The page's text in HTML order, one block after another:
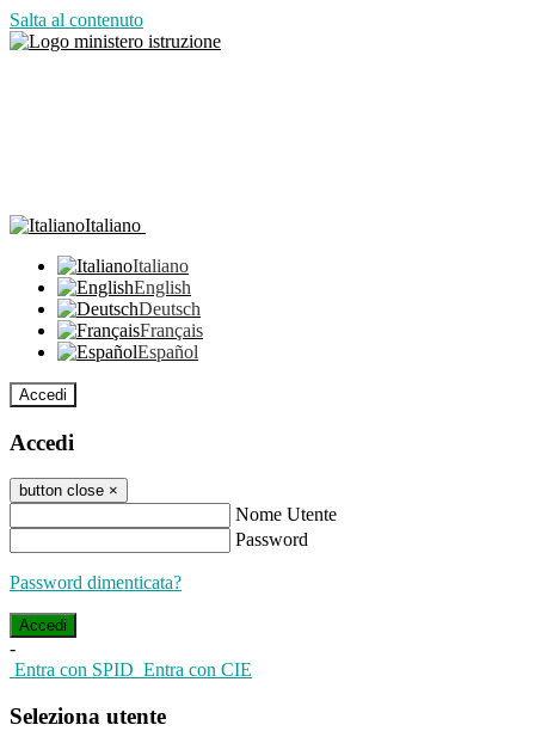
Salta al contenuto
Italiano
Italiano
English
Deutsch
Français
Español
Accedi
Accedi
button close ×
Nome Utente
Password
Password dimenticata?
-
Entra con SPID Entra con CIE
Seleziona utente